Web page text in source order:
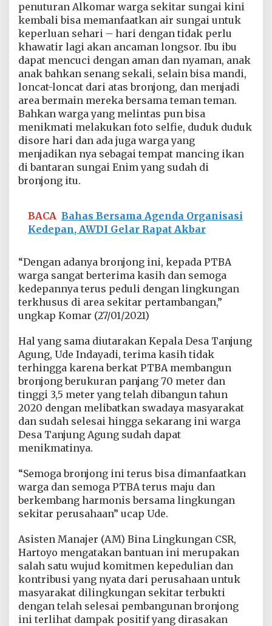
penuturan Alkomar warga sekitar sungai kini
kembali bisa memanfaatkan air sungai untuk
keperluan sehari – hari dengan tidak perlu
khawatir lagi akan ancaman longsor. Ibu ibu
dapat mencuci dengan aman dan nyaman, anak
anak bahkan senang sekali, selain bisa mandi,
loncat-loncat dari atas bronjong, dan menjadi
area bermain mereka bersama teman teman.
Bahkan warga yang melintas pun bisa
menikmati melakukan foto selfie, duduk duduk
disore hari dan ada juga warga yang
menjadikan nya sebagai tempat mancing ikan
di bantaran sungai Enim yang sudah di
bronjong itu.
BACA Bahas Bersama Agenda Organisasi
Kedepan, AWDI Gelar Rapat Akbar
“Dengan adanya bronjong ini, kepada PTBA
warga sangat berterima kasih dan semoga
kedepannya terus peduli dengan lingkungan
terkhusus di area sekitar pertambangan,”
ungkap Komar (27/01/2021)
Hal yang sama diutarakan Kepala Desa Tanjung
Agung, Ude Indayadi, terima kasih tidak
terhingga karena berkat PTBA membangun
bronjong berukuran panjang 70 meter dan
tinggi 3,5 meter yang telah dibangun tahun
2020 dengan melibatkan swadaya masyarakat
dan sudah selesai hingga sekarang ini warga
Desa Tanjung Agung sudah dapat
menikmatinya.
“Semoga bronjong ini terus bisa dimanfaatkan
warga dan semoga PTBA terus maju dan
berkembang harmonis bersama lingkungan
sekitar perusahaan” ucap Ude.
Asisten Manajer (AM) Bina Lingkungan CSR,
Hartoyo mengatakan bantuan ini merupakan
salah satu wujud komitmen kepedulian dan
kontribusi yang nyata dari perusahaan untuk
masyarakat dilingkungan sekitar terbukti
dengan telah selesai pembangunan bronjong
ini terlihat dampak positif yang dirasakan